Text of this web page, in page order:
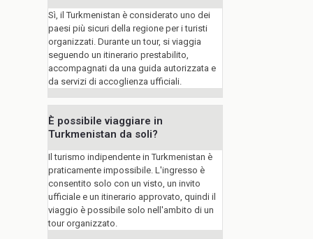
Sì, il Turkmenistan è considerato uno dei
paesi più sicuri della regione per i turisti
organizzati. Durante un tour, si viaggia
seguendo un itinerario prestabilito,
accompagnati da una guida autorizzata e
da servizi di accoglienza ufficiali.
È possibile viaggiare in
Turkmenistan da soli?
Il turismo indipendente in Turkmenistan è
praticamente impossibile. L'ingresso è
consentito solo con un visto, un invito
ufficiale e un itinerario approvato, quindi il
viaggio è possibile solo nell'ambito di un
tour organizzato.